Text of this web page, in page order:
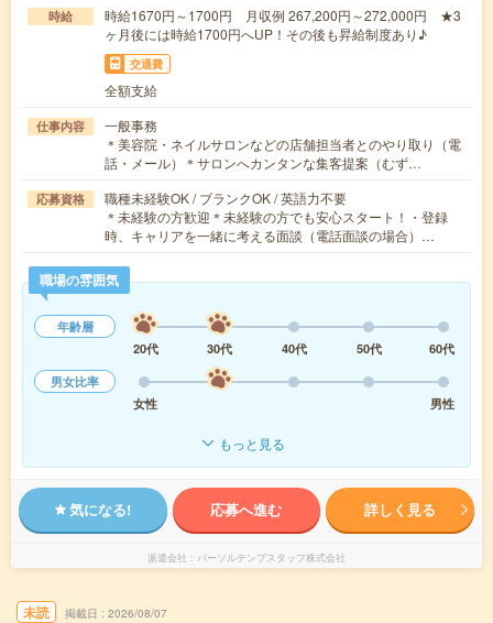
時給
時給1670円～1700円 月収例 267,200円～272,000円 ★3
ヶ月後には時給1700円へUP！その後も昇給制度あり♪
交通費
全額支給
仕事内容
一般事務
＊美容院・ネイルサロンなどの店舗担当者とのやり取り（電
話・メール）＊サロンへカンタンな集客提案（むず…
応募資格
職種未経験OK / ブランクOK / 英語力不要
＊未経験の方歓迎＊未経験の方でも安心スタート！・登録
時、キャリアを一緒に考える面談（電話面談の場合）…
職場の雰囲気
年齢層
20代
30代 40代 50代
60代
男女比率
女性
男性
もっと見る
気になる! 応募へ進む 詳しく見る
派遣会社 パーソルテンプスタッフ株式会社
未読 掲載日 2026/08/07